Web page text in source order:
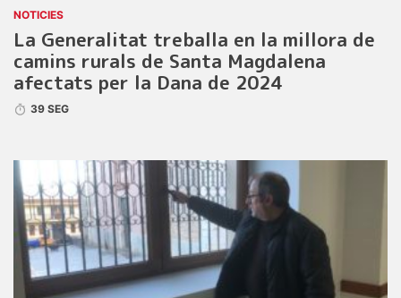
NOTICIES
La Generalitat treballa en la millora de
camins rurals de Santa Magdalena
afectats per la Dana de 2024
39 SEG